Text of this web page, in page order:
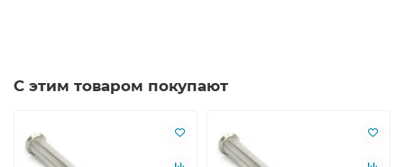
С этим товаром покупают